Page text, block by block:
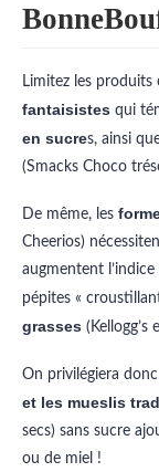
Limitez les produits
fantaisistes qui
en sucres, ainsi
(Smacks Choco
De même, les
Cheerios)
augmentent
pépites «
grasses (Kellogg’s
On privilégiera
et les mueslis
secs) sans sucre
ou de miel !